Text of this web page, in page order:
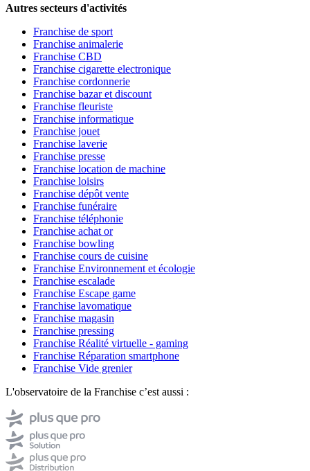
Autres secteurs d'activités
Franchise de sport
Franchise animalerie
Franchise CBD
Franchise cigarette electronique
Franchise cordonnerie
Franchise bazar et discount
Franchise fleuriste
Franchise informatique
Franchise jouet
Franchise laverie
Franchise presse
Franchise location de machine
Franchise loisirs
Franchise dépôt vente
Franchise funéraire
Franchise téléphonie
Franchise achat or
Franchise bowling
Franchise cours de cuisine
Franchise Environnement et écologie
Franchise escalade
Franchise Escape game
Franchise lavomatique
Franchise magasin
Franchise pressing
Franchise Réalité virtuelle - gaming
Franchise Réparation smartphone
Franchise Vide grenier
L'observatoire de la Franchise c’est aussi :